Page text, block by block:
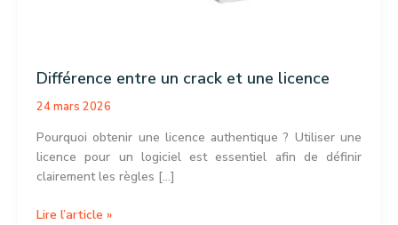
Différence entre un crack et une licence
24 mars 2026
Pourquoi obtenir une licence authentique ? Utiliser une
licence pour un logiciel est essentiel afin de définir
clairement les règles […]
Différence
Lire l’article »